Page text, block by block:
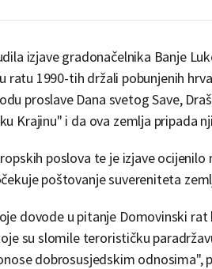
izjave gradonačelnika Banje
1990-tih držali pobunjenih
proslave Dana svetog Save,
Krajinu" i da ova zemlja pripada
poslova te je izjave
poštovanje suvereniteta
dovode u pitanje Domovinski
su slomile terorističku
dobrosusjedskim odnosima",